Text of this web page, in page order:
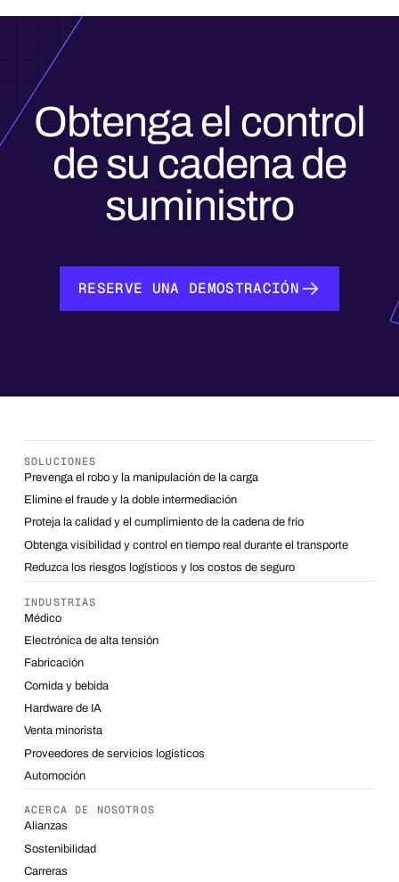
Obtenga el control
de su cadena de
suministro
RESERVE UNA DEMOSTRACIÓN
RESERVE UNA DEMOSTRACIÓN
SOLUCIONES
Prevenga el robo y la manipulación de la carga
Elimine el fraude y la doble intermediación
Proteja la calidad y el cumplimiento de la cadena de frío
Obtenga visibilidad y control en tiempo real durante el transporte
Reduzca los riesgos logísticos y los costos de seguro
INDUSTRIAS
Médico
Electrónica de alta tensión
Fabricación
Comida y bebida
Hardware de IA
Venta minorista
Proveedores de servicios logísticos
Automoción
ACERCA DE NOSOTROS
Alianzas
Sostenibilidad
Carreras